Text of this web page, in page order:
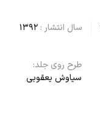
سال انتشار : 1392
طرح روی جلد:
سیاوش یعقوبی